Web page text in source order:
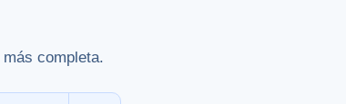
más completa.